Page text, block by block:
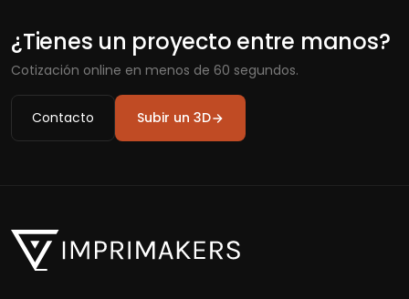
¿Tienes un proyecto entre manos?
Cotización online en menos de 60 segundos.
Contacto Subir un 3D